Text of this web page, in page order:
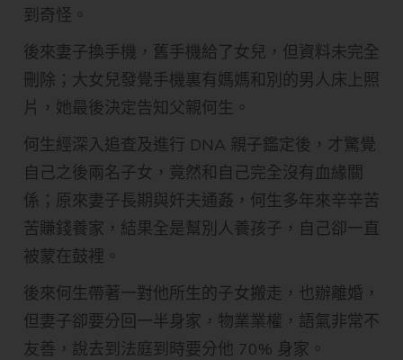
到奇怪。
後來妻子換手機，舊手機給了女兒，但資料未完全
刪除；大女兒發覺手機裏有媽媽和別的男人床上照
片，她最後決定告知父親何生。
何生經深入追查及進行 DNA 親子鑑定後，才驚覺
自己之後兩名子女，竟然和自己完全沒有血緣關
係；原來妻子長期與奸夫通姦，何生多年來辛辛苦
苦賺錢養家，結果全是幫別人養孩子，自己卻一直
被蒙在鼓裡。
後來何生帶著一對他所生的子女搬走，也辦離婚，
但妻子卻要分回一半身家，物業業權，語氣非常不
友善，說去到法庭到時要分他 70% 身家。